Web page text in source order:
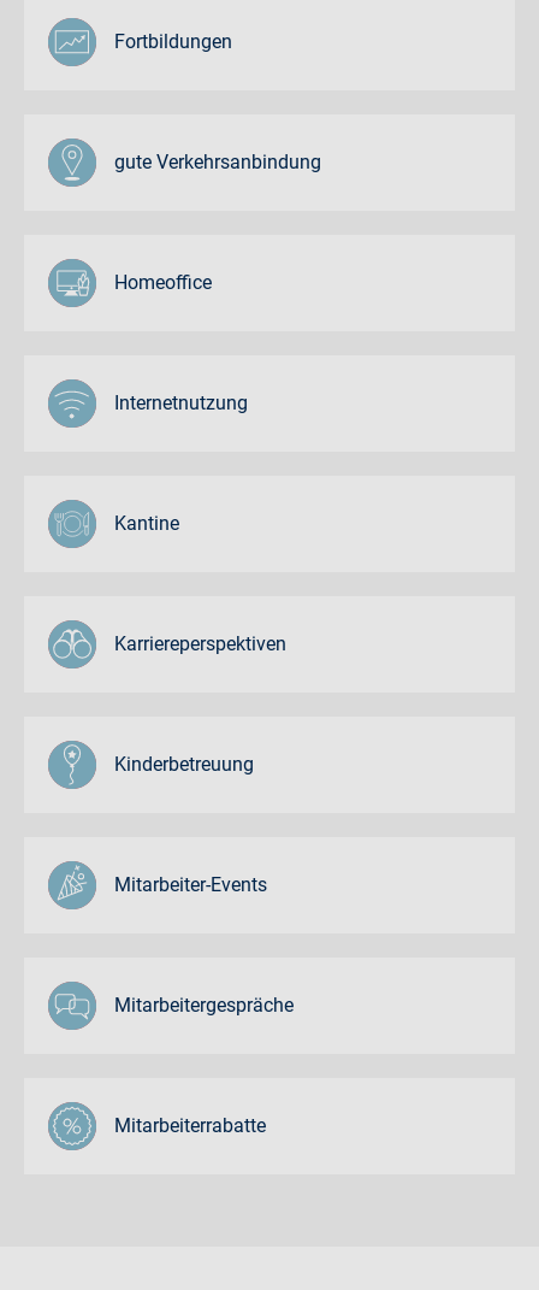
Fortbildungen
gute Verkehrsanbindung
Homeoffice
Internetnutzung
Kantine
Karriereperspektiven
Kinderbetreuung
Mitarbeiter-Events
Mitarbeitergespräche
Mitarbeiterrabatte